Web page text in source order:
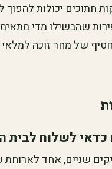
חתוכים יכולות להפוך
שהבשילו מדי
של מחר זוכה
כדאי לשלוח לבית
שניים, אחד